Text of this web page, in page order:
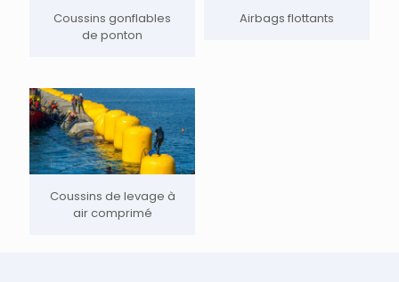
Coussins gonflables
de ponton
Airbags flottants
Coussins de levage à
air comprimé